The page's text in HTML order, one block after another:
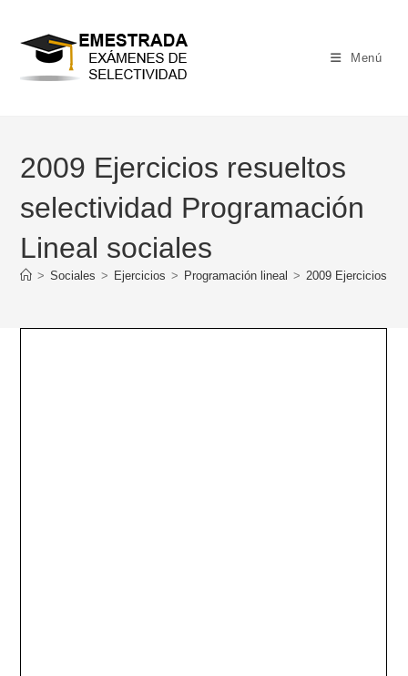
contenido
Menú
2009 Ejercicios resueltos
selectividad Programación
Lineal sociales
> Sociales > Ejercicios > Programación lineal > 2009 Ejercicios